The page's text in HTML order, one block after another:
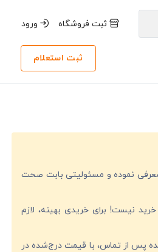
ثبت فروشگاه ورود
ثبت استعلام
معرفی نموده و مسئولیتی بابت صحت
نیست! برای خریدی بهینه، لازم
پس از تماس، با قیمت درج‌شده در